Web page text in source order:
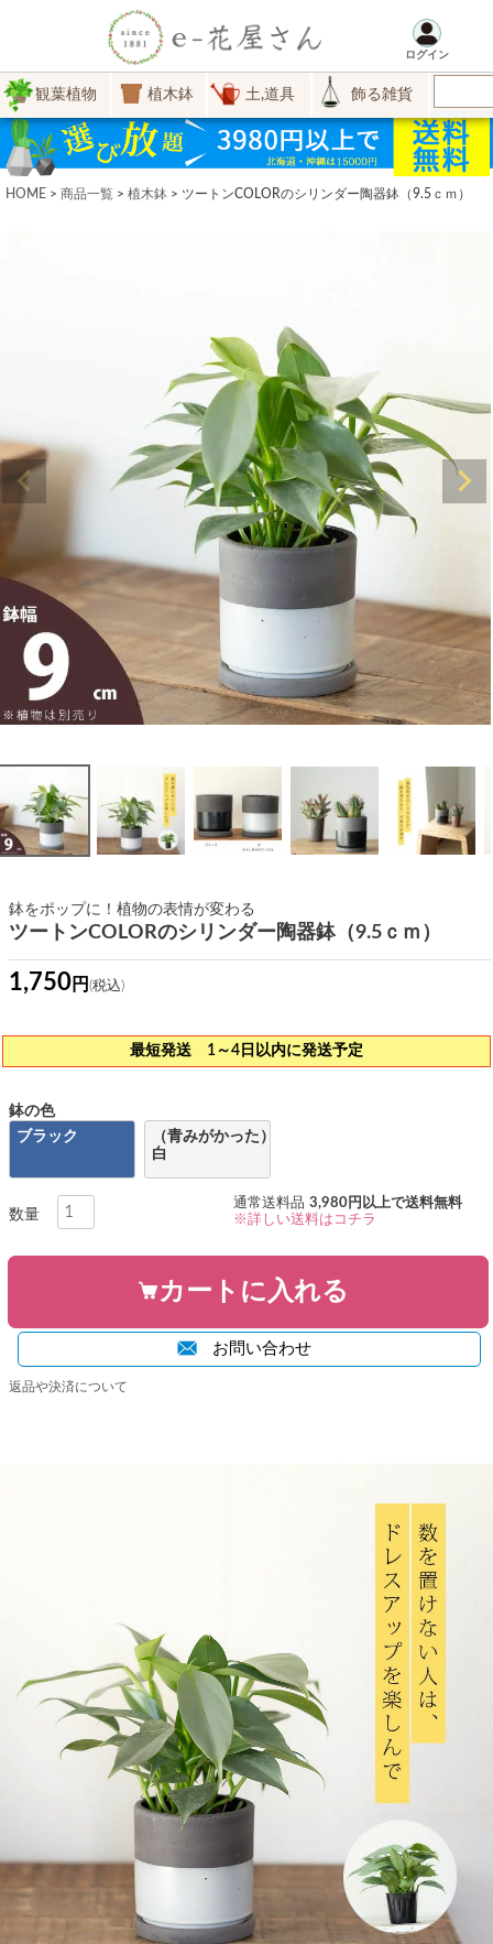
ログイン
観葉植物 植木鉢 土,道具 飾る雑貨
HOME 商品一覧 植木鉢 ツートンCOLORのシリンダー陶器鉢（9.5ｃｍ）
鉢をポップに！植物の表情が変わる
ツートンCOLORのシリンダー陶器鉢（9.5ｃｍ）
1,750
最短発送 1～4日以内に発送予定
通常送料品 3,980円以上で送料無料
※詳しい送料はコチラ
鉢の色
ブラック
（青みがかった）
白
カートに入れる
お問い合わせ
返品や決済について